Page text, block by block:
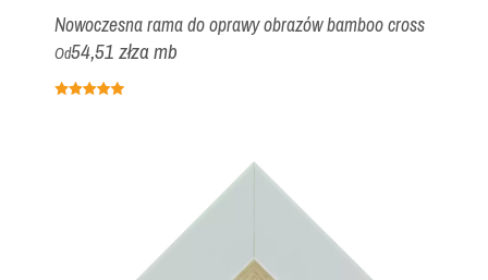
Nowoczesna rama do oprawy obrazów bamboo cross
Od54,51 złza mb